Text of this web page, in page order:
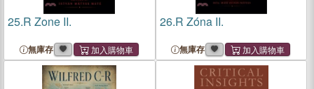
25.R Zone II.
無庫存
26.R Zóna II.
無庫存